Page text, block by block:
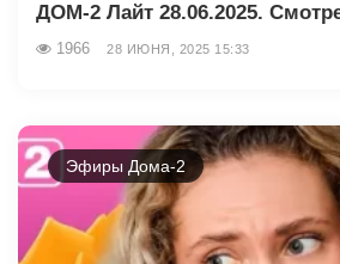
ДОМ-2 Лайт 28.06.2025.
1966 28 ИЮНЯ, 2025 15:33
Эфиры Дома-2